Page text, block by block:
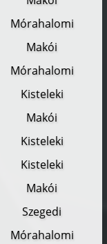
Mórahalomi
Makói
Mórahalomi
Kisteleki
Makói
Kisteleki
Kisteleki
Makói
Szegedi
Mórahalomi